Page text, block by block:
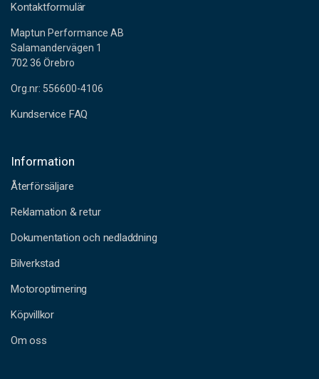
Kontaktformulär
Maptun Performance AB
Salamandervägen 1
702 36 Örebro
Org.nr: 556600-4106
Kundservice FAQ
Information
Återförsäljare
Reklamation & retur
Dokumentation och nedladdning
Bilverkstad
Motoroptimering
Köpvillkor
Om oss